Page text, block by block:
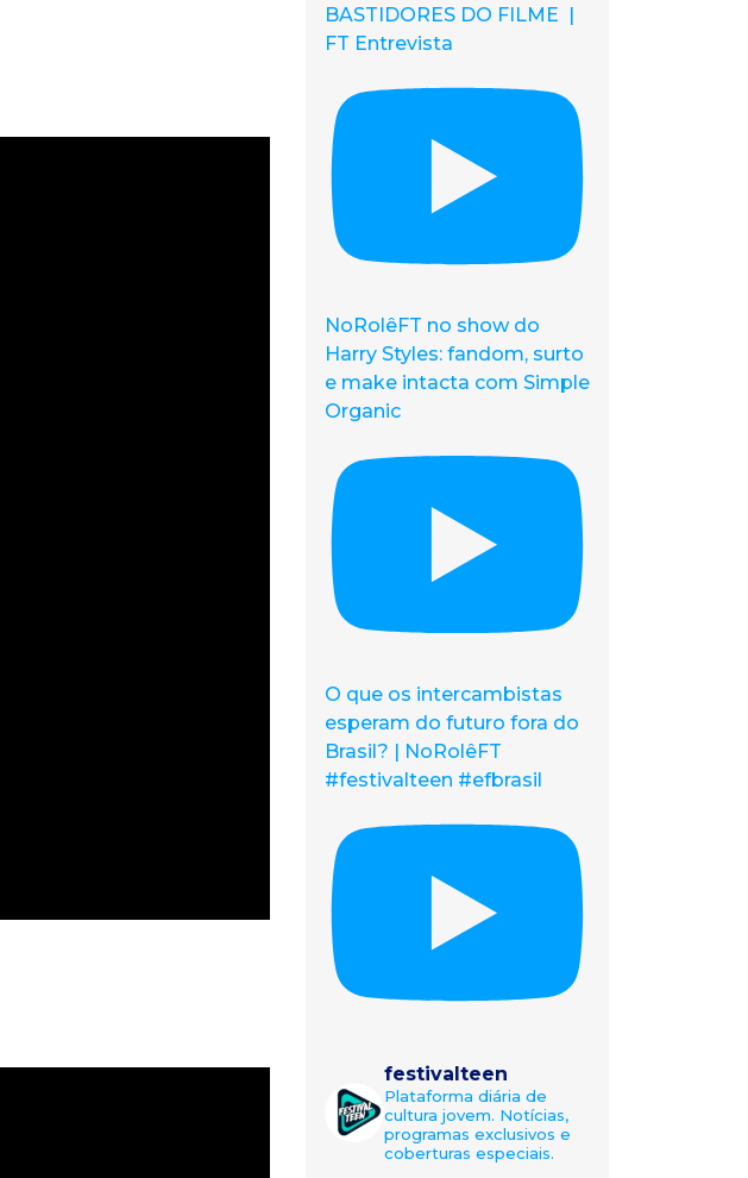
BASTIDORES DO FILME |
FT Entrevista
NoRolêFT no show do
Harry Styles: fandom, surto
e make intacta com Simple
Organic
O que os intercambistas
esperam do futuro fora do
Brasil? | NoRolêFT
#festivalteen #efbrasil
festivalteen
Plataforma diária de
cultura jovem. Notícias,
programas exclusivos e
coberturas especiais.